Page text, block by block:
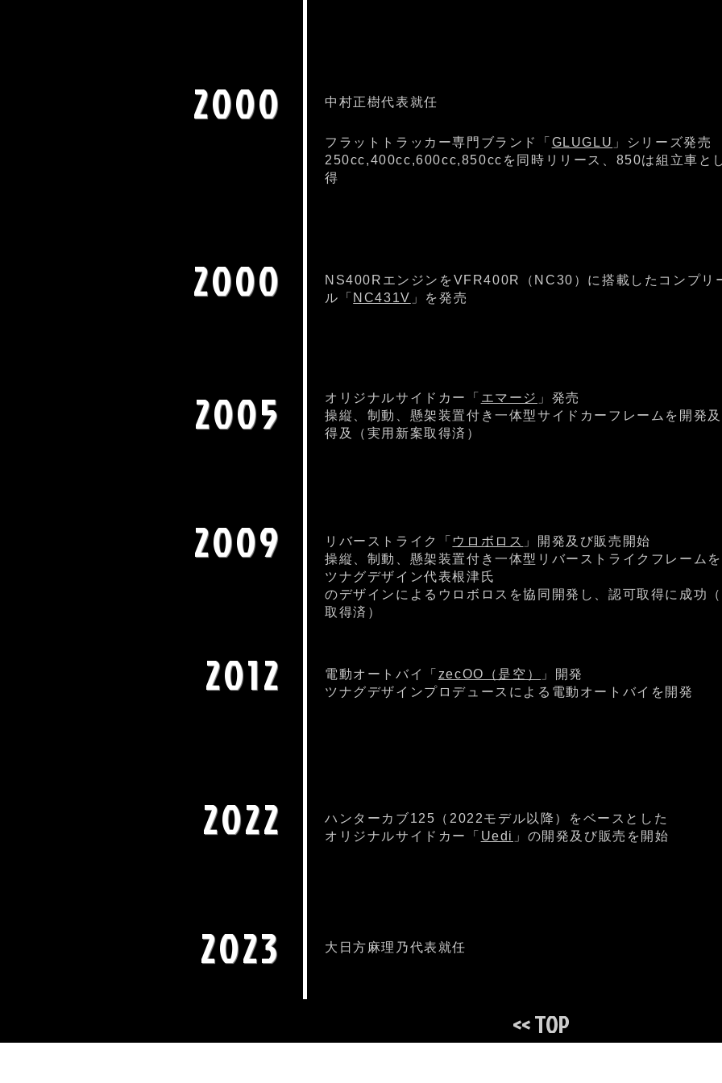
2000 中村正樹代表就任
フラットトラッカー専門ブランド「 GLUGLU 」シリーズ発売
250cc,400cc,600cc,850ccを同時リリース、850は組立車と
得
2000
NS400RエンジンをVFR400R（NC30）に搭載したコンプリ
ル「 NC431V 」を発売
2005 オリジナルサイドカー「 エマージ 」発売
操縦、制動、懸架装置付き一体型サイドカーフレームを開発
得及（実用新案取得済）
2009 リバーストライク「 ウロボロス 」開発及び販売開始
操縦、制動、懸架装置付き一体型リバーストライクフレーム
ツナグデザイン代表根津氏
のデザインによるウロボロスを協同開発し、認可取得に成功
取得済）
2012 電動オートバイ「 zecOO（是空）
」開発
ツナグデザインプロデュースによる電動オートバイを開発
2022
ハンターカブ125（2022モデル以降）をベースとした
オリジナルサイドカー「 Uedi 」の開発及び販売を開始
2023 大日方麻理乃代表就任
<< TOP